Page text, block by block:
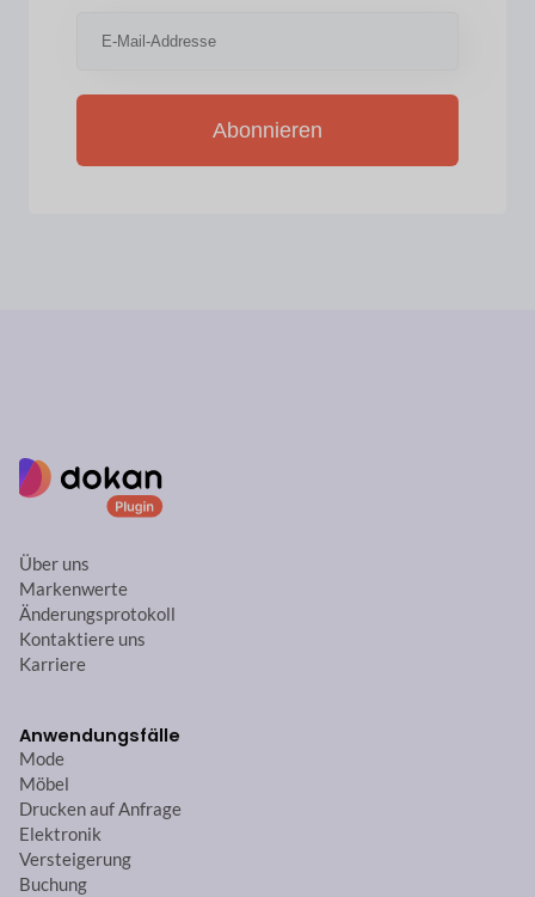
Abonnieren
Über uns
Markenwerte
Änderungsprotokoll
Kontaktiere uns
Karriere
Anwendungsfälle
Mode
Möbel
Drucken auf Anfrage
Elektronik
Versteigerung
Buchung